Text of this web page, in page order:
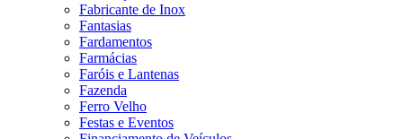
Fabricante de Inox
Fantasias
Fardamentos
Farmácias
Faróis e Lantenas
Fazenda
Ferro Velho
Festas e Eventos